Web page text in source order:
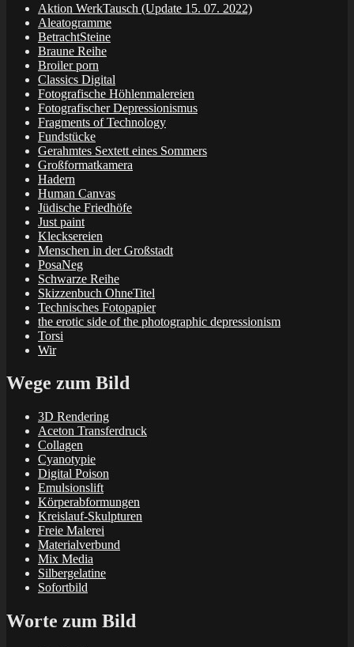
Aktion WerkTausch (Update 15. 07. 2022)
Aleatogramme
BetrachtSteine
Braune Reihe
Broiler porn
Classics Digital
Fotografische Höhlenmalereien
Fotografischer Depressionismus
Fragments of Technology
Fundstücke
Gerahmtes Sextett eines Sommers
Großformatkamera
Hadern
Human Canvas
Jüdische Friedhöfe
Just paint
Klecksereien
Menschen in der Großstadt
PosaNeg
Schwarze Reihe
Skizzenbuch OhneTitel
Technisches Fotopapier
the erotic side of the photographic depressionism
Torsi
Wir
Wege zum Bild
3D Rendering
Aceton Transferdruck
Collagen
Cyanotypie
Digital Poison
Emulsionslift
Körperabformungen
Kreislauf-Skulpturen
Freie Malerei
Materialverbund
Mix Media
Silbergelatine
Sofortbild
Worte zum Bild